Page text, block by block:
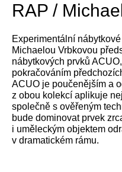
RAP /
Experimentální
Michaelou Vrbkovou
nábytkových prvků
pokračováním
ACUO je poučenějším a
z obou kolekcí aplikuje
společně s ověřeným
bude dominovat prvek
i uměleckým objektem
v dramatickém rámu.